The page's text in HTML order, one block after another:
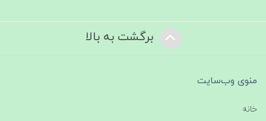
برگشت به بالا
منوی وب‌سایت
خانه